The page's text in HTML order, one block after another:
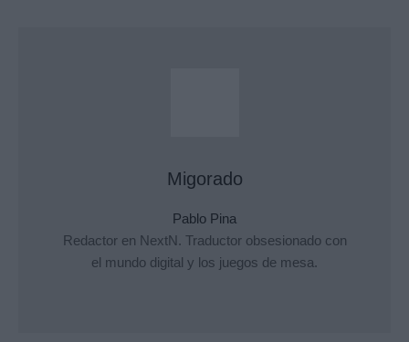
Migorado
Pablo Pina
Redactor en NextN. Traductor obsesionado con
el mundo digital y los juegos de mesa.